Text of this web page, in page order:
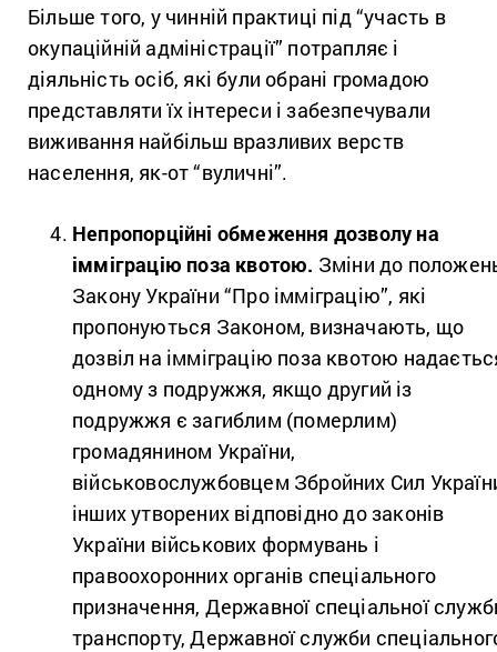
Більше того, у чинній практиці під “участь в
окупаційній адміністрації” потрапляє і
діяльність осіб, які були обрані громадою
представляти їх інтереси і забезпечували
виживання найбільш вразливих верств
населення, як-от “вуличні”.
Непропорційні обмеження дозволу на
імміграцію поза квотою. Зміни до
Закону України “Про імміграцію”, які
пропонуються Законом, визначають, що
дозвіл на імміграцію поза квотою
одному з подружжя, якщо другий із
подружжя є загиблим (померлим)
громадянином України,
військовослужбовцем Збройних Сил
інших утворених відповідно до законів
України військових формувань і
правоохоронних органів спеціального
призначення, Державної спеціальної
транспорту, Державної служби